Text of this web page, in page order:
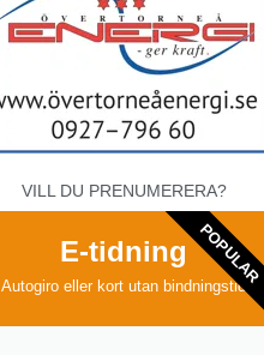
VILL DU PRENUMERERA?
E-tidning
Autogiro eller kort utan bindningstid
POPULAR